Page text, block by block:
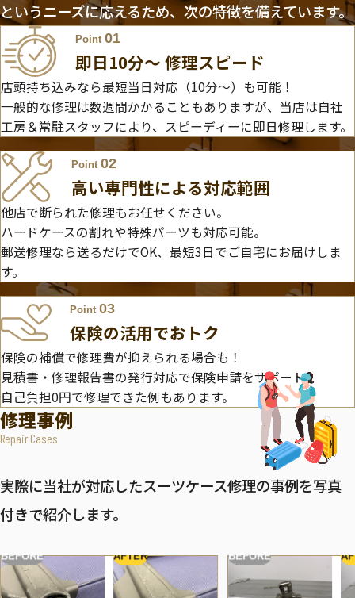
というニーズに応えるため、次の特徴を備えています。
Point 01
即日10分〜 修理スピード
店頭持ち込みなら最短当日対応（10分～）も可能！
一般的な修理は数週間かかることもありますが、当店は自社
工房＆常駐スタッフにより、スピーディーに即日修理します。
Point02
高い専門性による対応範囲
他店で断られた修理もお任せください。
ハードケースの割れや特殊パーツも対応可能。
郵送修理なら送るだけでOK、最短3日でご自宅にお届けしま
す。
Point 03
保険の活用でおトク
保険の補償で修理費が抑えられる場合も！
見積書・修理報告書の発行対応で保険申請をサポート。
自己負担0円で修理できた例もあります。
修理事例
Repair Cases
実際に当社が対応したスーツケース修理の事例を写真
付きで紹介します。
BEFORE AFTER BEFORE